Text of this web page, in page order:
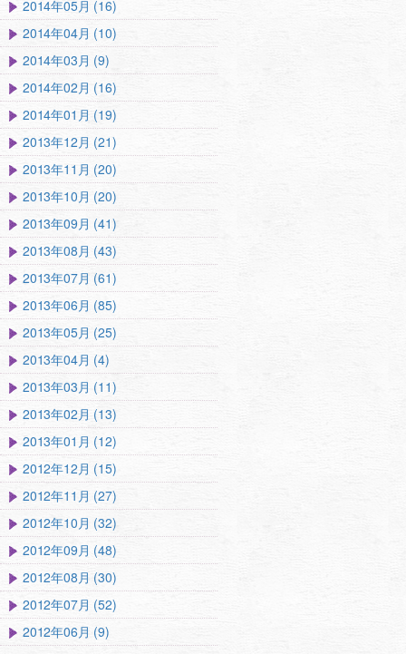
2014年05月 (16)
2014年04月 (10)
2014年03月 (9)
2014年02月 (16)
2014年01月 (19)
2013年12月 (21)
2013年11月 (20)
2013年10月 (20)
2013年09月 (41)
2013年08月 (43)
2013年07月 (61)
2013年06月 (85)
2013年05月 (25)
2013年04月 (4)
2013年03月 (11)
2013年02月 (13)
2013年01月 (12)
2012年12月 (15)
2012年11月 (27)
2012年10月 (32)
2012年09月 (48)
2012年08月 (30)
2012年07月 (52)
2012年06月 (9)